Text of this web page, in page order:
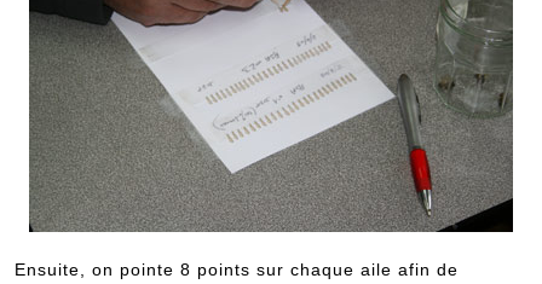
Ensuite, on pointe 8 points sur chaque aile afin de